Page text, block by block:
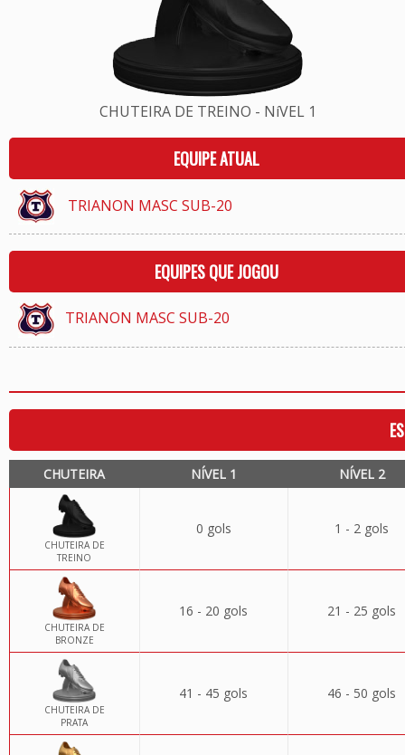
CHUTEIRA DE TREINO - NíVEL 1
EQUIPE ATUAL
TRIANON MASC SUB-20
EQUIPES QUE JOGOU
TRIANON MASC SUB-20
CHUTEIRA NÍVEL 1 NÍVEL 2
CHUTEIRA DE
TREINO
0 gols 1 - 2 gols
CHUTEIRA DE
BRONZE
16 - 20 gols 21 - 25 gols
CHUTEIRA DE
PRATA
41 - 45 gols 46 - 50 gols